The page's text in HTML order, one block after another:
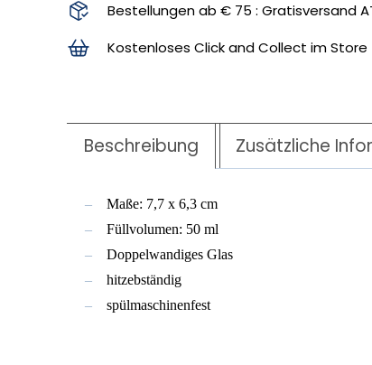
Bestellungen ab € 75 : Gratisversand
Kostenloses Click and Collect im Store
Beschreibung Zusätzliche
Maße: 7,7 x 6,3 cm
Füllvolumen: 50 ml
Doppelwandiges Glas
hitzebständig
spülmaschinenfest